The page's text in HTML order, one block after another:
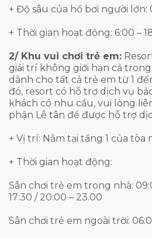
+ Độ sâu của hồ bơi người lớn:
+ Thời gian hoạt động: 6:00 –
2/ Khu vui chơi trẻ em:
giải trí không giới hạn cả
dành cho tất cả trẻ em từ 1
đó, resort có hỗ trợ dịch vụ
khách có nhu cầu, vui lòng
phận Lễ tân để được hỗ trợ
+ Vị trí: Nằm tại tầng 1 của tòa
+ Thời gian hoạt động:
Sân chơi trẻ em trong nhà:
17:30 / 20:00 – 23.00
Sân chơi trẻ em ngoài trời: